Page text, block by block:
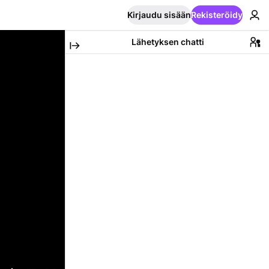
Kirjaudu sisäänRekisteröidy
Lähetyksen chatti